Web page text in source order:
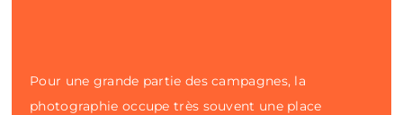
Pour une grande partie des campagnes, la
photographie occupe très souvent une place